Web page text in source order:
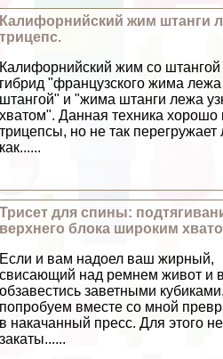
Калифорнийский жим штанги
трицепс.
Калифорнийский жим со
гибрид "французского жима лежа
штангой" и "жима штанги лежа
хватом". Данная техника хорошо
трицепсы, но не так перегружает
как......
Трисет для спины:
верхнего блока широким
Если и вам надоел ваш жирный,
свисающий над ремнем живот и
обзавестись заветными
попробуем вместе со мной
в накачанный пресс. Для этого
закаты......